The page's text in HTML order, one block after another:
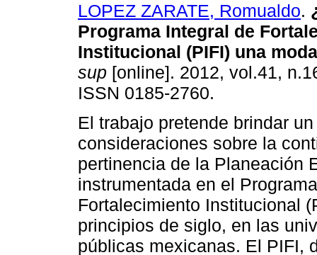
LOPEZ ZARATE, Romualdo.
Programa Integral de
Institucional (PIFI) una
sup [online]. 2012, vol.41,
ISSN 0185-2760.
El trabajo pretende brindar
consideraciones sobre la
pertinencia de la Planeación
instrumentada en el
Fortalecimiento Institucional
principios de siglo, en las
públicas mexicanas. El PIFI,